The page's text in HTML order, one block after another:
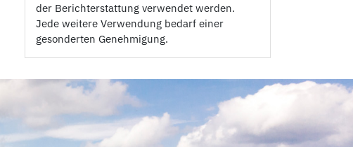
der Berichterstattung verwendet werden.
Jede weitere Verwendung bedarf einer
gesonderten Genehmigung.